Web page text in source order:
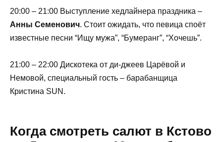
20:00 – 21:00 Выступление хедлайнера праздника –
Анны Семенович. Стоит ожидать, что певица споёт
известные песни “Ищу мужа”, “Бумеранг”, “Хочешь”.
21:00 – 22:00 Дискотека от ди-джеев Царёвой и
Немовой, специальный гость – барабанщица
Кристина SUN.
Когда смотреть салют в Кстово